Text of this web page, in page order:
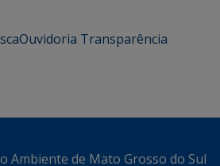
Ouvidoria Transparência
Ambiente de Mato Grosso do Sul